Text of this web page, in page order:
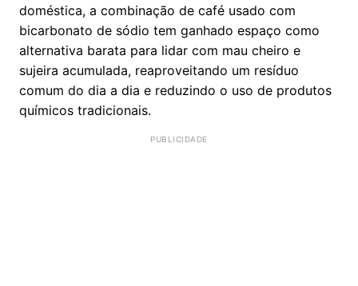
doméstica, a combinação de café usado com
bicarbonato de sódio tem ganhado espaço como
alternativa barata para lidar com mau cheiro e
sujeira acumulada, reaproveitando um resíduo
comum do dia a dia e reduzindo o uso de produtos
químicos tradicionais.